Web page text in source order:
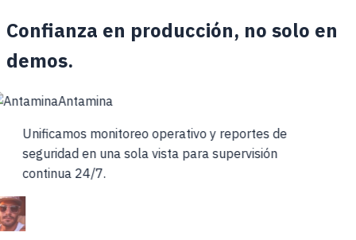
Confianza en producción, no solo en
demos.
Antamina
Unificamos monitoreo operativo y reportes de
seguridad en una sola vista para supervisión
continua 24/7.